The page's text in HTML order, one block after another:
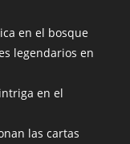
en el bosque
legendarios en
en el
las cartas